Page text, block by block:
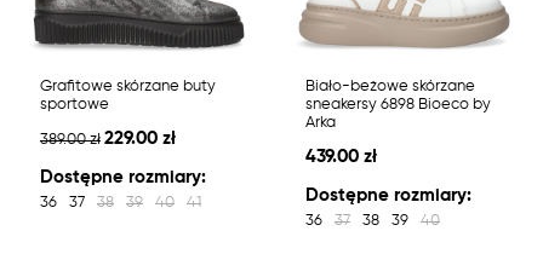
Grafitowe skórzane buty
sportowe
389.00 zł 229.00 zł
Dostępne rozmiary:
36 37 38 39 40 41
Biało-beżowe skórzane
sneakersy 6898 Bioeco by
Arka
439.00 zł
Dostępne rozmiary:
36 37 38 39 40